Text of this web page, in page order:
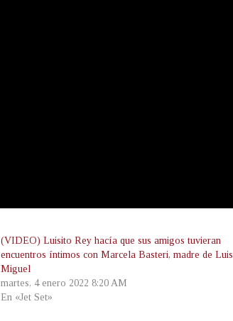
(VIDEO) Luisito Rey hacía que sus amigos tuvieran
encuentros íntimos con Marcela Basteri, madre de Luis
Miguel
martes, 4 enero 2022 8:20 AM
En «Jet Set»